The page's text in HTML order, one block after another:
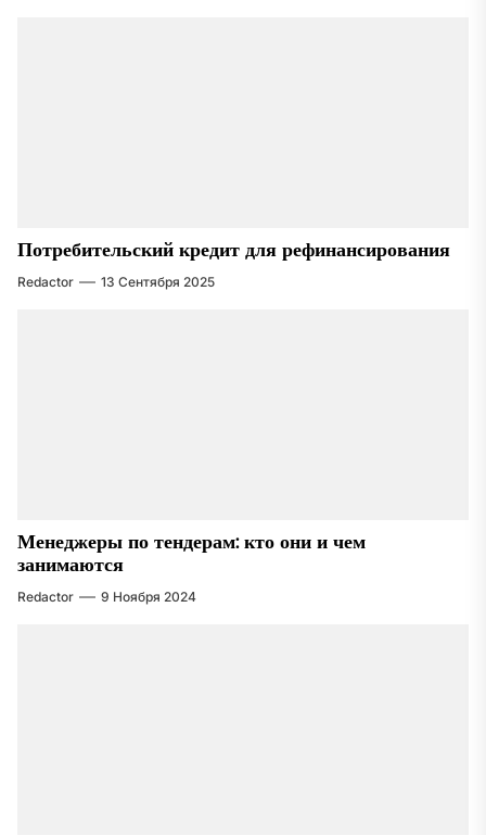
Потребительский кредит для рефинансирования
Redactor 13 Сентября 2025
Менеджеры по тендерам: кто они и чем
занимаются
Redactor 9 Ноября 2024